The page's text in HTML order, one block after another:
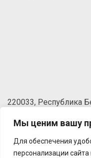
Мы ценим вашу
Для обеспечения
персонализации
220033, Республика
Телефон: +375 (17)
Факс: +375 (17) 270-
Email:brt@brt.by